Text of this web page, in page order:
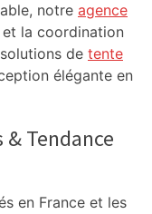
notre agence
et la coordination
de tente
élégante en
Tendance
en France et les